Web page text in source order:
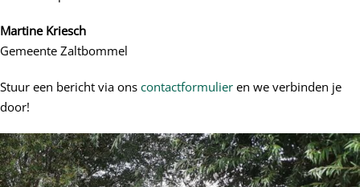
Martine Kriesch
Gemeente Zaltbommel
Stuur een bericht via ons contactformulier en we verbinden je
door!